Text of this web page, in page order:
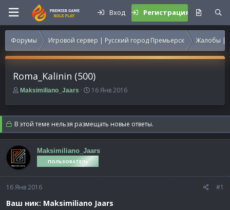
Вход Регистрация
Форумы Игровой сервер | Русский город Премьерск Жалобы |
Roma_Kalinin (500)
А
т
о
р
т
е
м
ы
Maksimiliano_Jaars
Д
т
а
н
а
а
л
16 Янв 2016
В этой теме нельзя размещать новые ответы.
Maksimiliano_Jaars
ПОЛЬЗОВАТЕЛЬ
16 Янв 2016 #1
Ваш ник: Maksimiliano Jaars